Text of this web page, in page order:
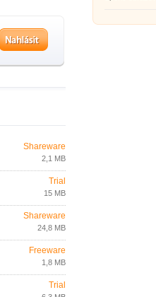
Shareware
2,1 MB
Trial
15 MB
Shareware
24,8 MB
Freeware
1,8 MB
Trial